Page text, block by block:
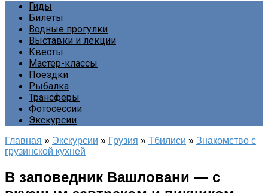
Гиды
Билеты
Водные прогулки
Выставки и лекции
Квесты
Мастер-классы
Поездки
Рыбалка
Трансферы
Фотосессии
Экскурсии
Главная » Экскурсии » Грузия » Тбилиси » Знакомство с
грузинской кухней
В заповедник Вашловани — с